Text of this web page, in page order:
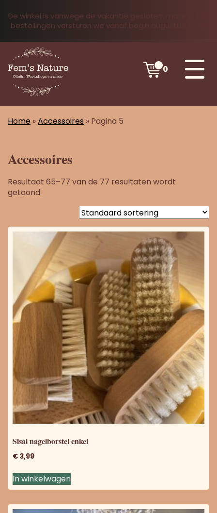
De winkel is vanwege de vakantie gesloten, maar online
bestellingen versturen we vanaf begin augustus weer.
0
Home »Accessoires » Pagina 5
Accessoires
Resultaat 65–77 van de 77 resultaten wordt
getoond
Sisal nagelborstel enkel
€3,99
In winkelwagen